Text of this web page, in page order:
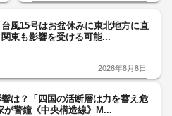
台風15号はお盆休みに東北地方に直
東も影響を受ける可能...
2026年8月8日
は？「四国の活断層は力を蓄え危
が警鐘《中央構造線》M...